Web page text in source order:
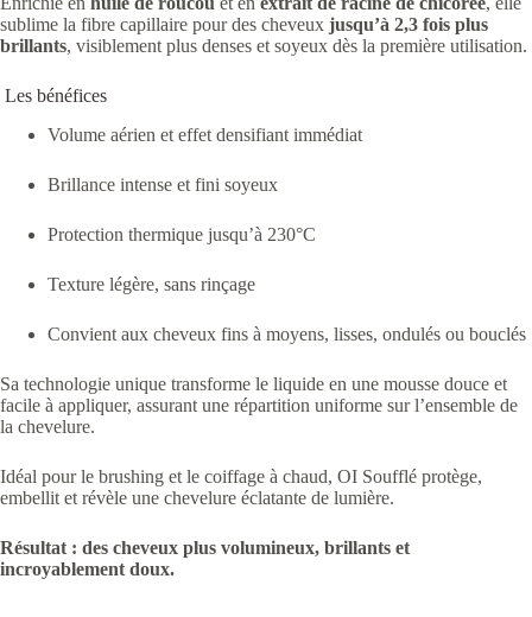
sublime la fibre capillaire pour des cheveux jusqu’à 2,3 fois plus
brillants, visiblement plus denses et soyeux dès la première utilisation.
Les bénéfices
Volume aérien et effet densifiant immédiat
Brillance intense et fini soyeux
Protection thermique jusqu’à 230°C
Texture légère, sans rinçage
Convient aux cheveux fins à moyens, lisses, ondulés ou bouclés
Sa technologie unique transforme le liquide en une mousse douce et
facile à appliquer, assurant une répartition uniforme sur l’ensemble de
la chevelure.
Idéal pour le brushing et le coiffage à chaud, OI Soufflé protège,
embellit et révèle une chevelure éclatante de lumière.
Résultat : des cheveux plus volumineux, brillants et
incroyablement doux.